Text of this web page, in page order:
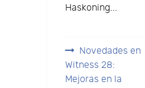
Haskoning...
Novedades en
Witness 28:
Mejoras en la